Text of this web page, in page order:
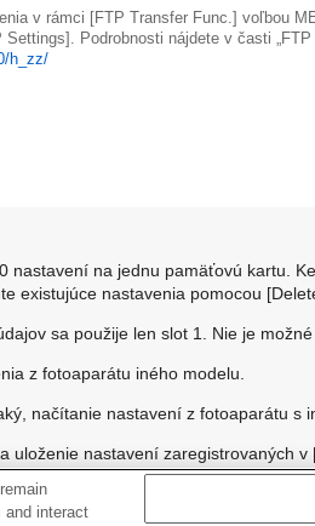
v rámci [FTP Transfer Func.] voľbou
Settings]. Podrobnosti nájdete v časti „FTP
h_zz/
nastavení na jednu pamäťovú kartu.
existujúce nastavenia pomocou
sa použije len slot 1. Nie je
z fotoaparátu iného modelu.
načítanie nastavení z fotoaparátu s
uloženie nastavení zaregistrovaných v
nedostupná, keď sa otočný prepínač
nastavte otočný prepínač
and interact